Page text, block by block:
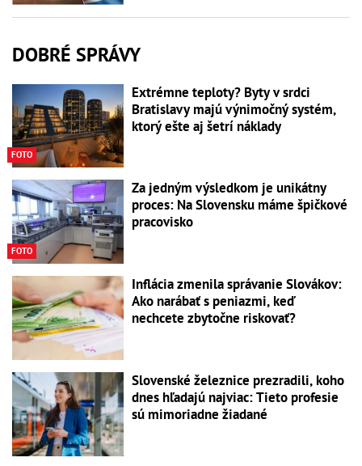
DOBRÉ SPRÁVY
FOTO
Extrémne teploty? Byty v srdci
Bratislavy majú výnimočný systém,
ktorý ešte aj šetrí náklady
FOTO
Za jedným výsledkom je unikátny
proces: Na Slovensku máme špičkové
pracovisko
Inflácia zmenila správanie Slovákov:
Ako narábať s peniazmi, keď
nechcete zbytočne riskovať?
Slovenské železnice prezradili, koho
dnes hľadajú najviac: Tieto profesie
sú mimoriadne žiadané